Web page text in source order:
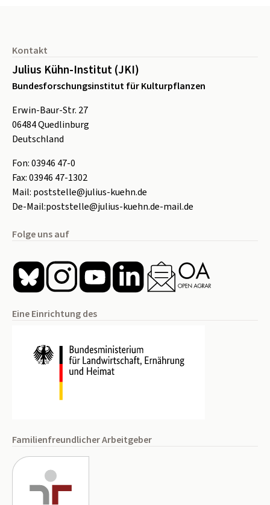
Kontakt
Julius Kühn-Institut (JKI)
Bundesforschungsinstitut für Kulturpflanzen
Erwin-Baur-Str. 27
06484Quedlinburg
Deutschland
Fon:03946 47-0
Fax:03946 47-1302
Mail: poststelle@julius-kuehn.de
De-Mail:poststelle@julius-kuehn.de-mail.de
Folge uns auf
Eine Einrichtung des
Familienfreundlicher Arbeitgeber